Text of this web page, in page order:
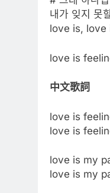
내가 잊지 못
love is, love
love is
中文歌詞
love is
love is
love is my
love is my